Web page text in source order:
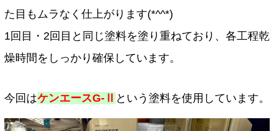
た目もムラなく仕上がります(*^^*)
1回目・2回目と同じ塗料を塗り重ねており、各工程乾
燥時間をしっかり確保しています。
今回はケンエースG-Ⅱ という塗料を使用しています。